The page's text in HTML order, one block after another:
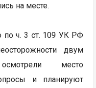
на месте.
по ч. 3 ст. 109 УК РФ
двум
место
и планируют